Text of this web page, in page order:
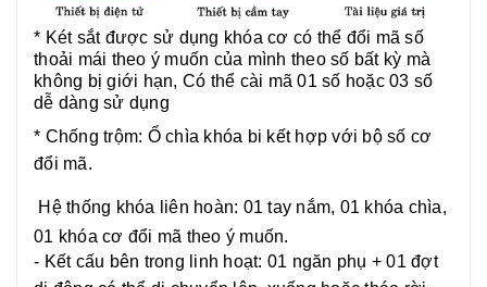
* Két sắt được sử dụng khóa cơ có thể đổi mã số
thoải mái theo ý muốn của mình theo số bất kỳ mà
không bị giới hạn, Có thể cài mã 01 số hoặc 03 số
dễ dàng sử dụng
* Chống trộm: Ổ chìa khóa bi kết hợp với bộ số cơ
đổi mã.
Hệ thống khóa liên hoàn: 01 tay nắm, 01 khóa chìa,
01 khóa cơ đổi mã theo ý muốn.
- Kết cấu bên trong linh hoạt: 01 ngăn phụ + 01 đợt